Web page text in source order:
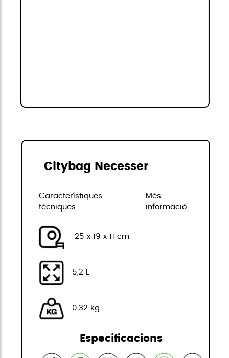
Citybag Necesser
Característiques
tècniques
Més
informació
25 x 19 x 11 cm
5,2 L
0,32 kg
Especificacions